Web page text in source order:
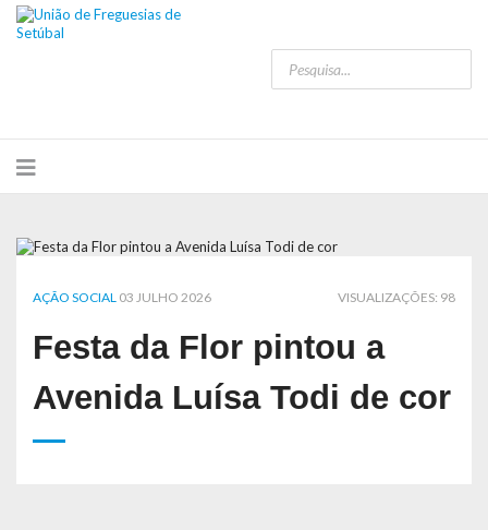
AÇÃO SOCIAL 03 JULHO 2026 VISUALIZAÇÕES: 98
Festa da Flor pintou a
Avenida Luísa Todi de cor